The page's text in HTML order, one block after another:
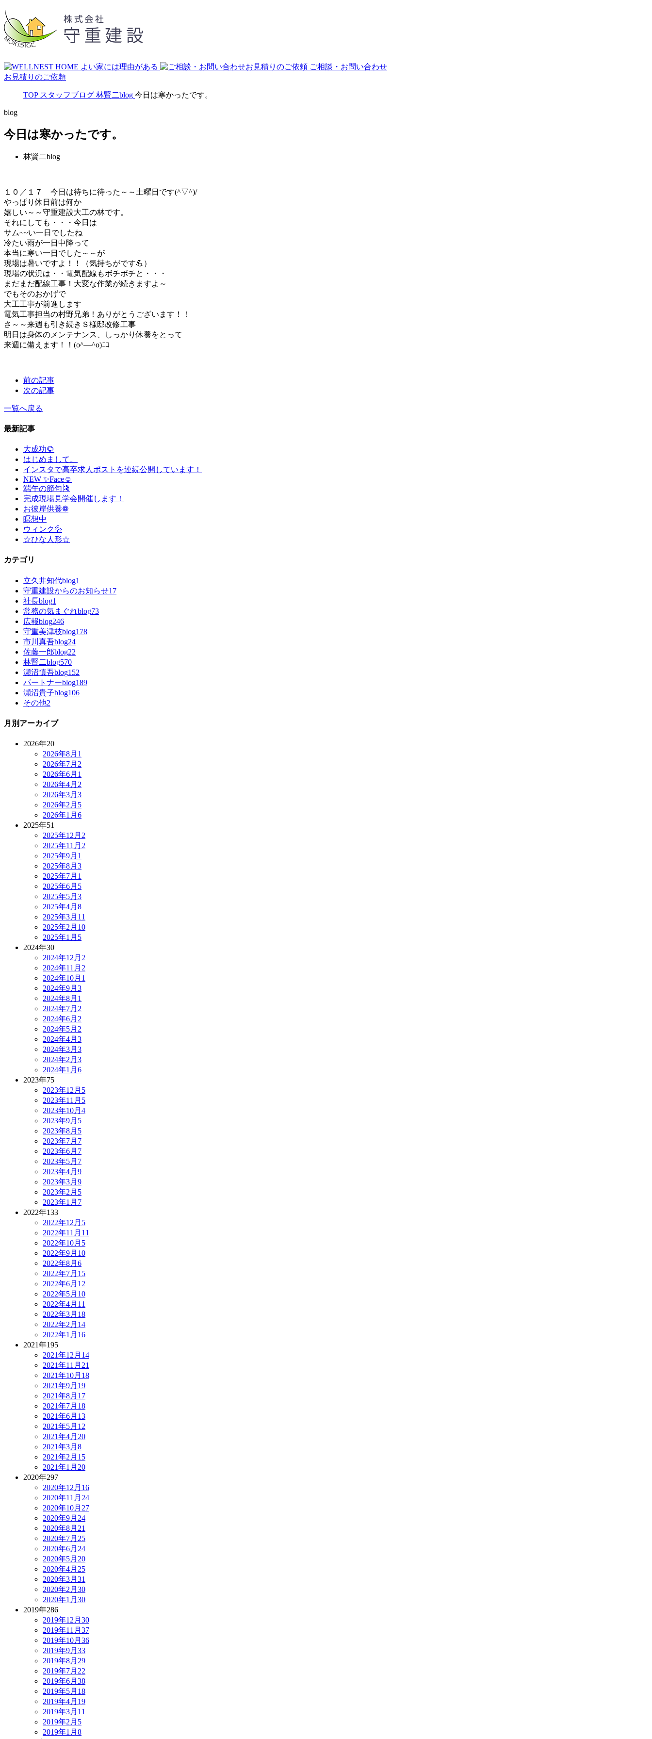
ご相談・お問い合わせ
お見積りのご依頼
TOP スタッフブログ 林賢二blog 今日は寒かったです。
blog
今日は寒かったです。
林賢二blog
１０／１７ 今日は待ちに待った～～土曜日です(^▽^)/
やっぱり休日前は何か
嬉しい～～守重建設大工の林です。
それにしても・・・今日は
サム~~い一日でしたね
冷たい雨が一日中降って
本当に寒い一日でした～～が
現場は暑いですよ！！（気持ちがです💪）
現場の状況は・・電気配線もボチボチと・・・
まだまだ配線工事！大変な作業が続きますよ～
でもそのおかげで
大工工事が前進します
電気工事担当の村野兄弟！ありがとうございます！！
さ～～来週も引き続きＳ様邸改修工事
明日は身体のメンテナンス、しっかり休養をとって
来週に備えます！！(o^―^o)ﾆｺ
前の記事
次の記事
一覧へ戻る
最新記事
大成功🌻
はじめまして。
インスタで高卒求人ポストを連続公開しています！
NEW ✨Face☺
端午の節句🎏
完成現場見学会開催します！
お彼岸供養❁
瞑想中
ウィンク💦
☆ひな人形☆
カテゴリ
立久井知代blog1
守重建設からのお知らせ17
社長blog1
常務の気まぐれblog73
広報blog246
守重美津枝blog178
市川真吾blog24
佐藤一郎blog22
林賢二blog570
瀬沼慎吾blog152
パートナーblog189
瀬沼貴子blog106
その他2
月別アーカイブ
2026年20
2026年8月 1
2026年7月 2
2026年6月 1
2026年4月 2
2026年3月 3
2026年2月 5
2026年1月 6
2025年51
2025年12月 2
2025年11月 2
2025年9月 1
2025年8月 3
2025年7月 1
2025年6月 5
2025年5月 3
2025年4月 8
2025年3月 11
2025年2月 10
2025年1月 5
2024年30
2024年12月 2
2024年11月 2
2024年10月 1
2024年9月 3
2024年8月 1
2024年7月 2
2024年6月 2
2024年5月 2
2024年4月 3
2024年3月 3
2024年2月 3
2024年1月 6
2023年75
2023年12月 5
2023年11月 5
2023年10月 4
2023年9月 5
2023年8月 5
2023年7月 7
2023年6月 7
2023年5月 7
2023年4月 9
2023年3月 9
2023年2月 5
2023年1月 7
2022年133
2022年12月 5
2022年11月 11
2022年10月 5
2022年9月 10
2022年8月 6
2022年7月 15
2022年6月 12
2022年5月 10
2022年4月 11
2022年3月 18
2022年2月 14
2022年1月 16
2021年195
2021年12月 14
2021年11月 21
2021年10月 18
2021年9月 19
2021年8月 17
2021年7月 18
2021年6月 13
2021年5月 12
2021年4月 20
2021年3月 8
2021年2月 15
2021年1月 20
2020年297
2020年12月 16
2020年11月 24
2020年10月 27
2020年9月 24
2020年8月 21
2020年7月 25
2020年6月 24
2020年5月 20
2020年4月 25
2020年3月 31
2020年2月 30
2020年1月 30
2019年286
2019年12月 30
2019年11月 37
2019年10月 36
2019年9月 33
2019年8月 29
2019年7月 22
2019年6月 38
2019年5月 18
2019年4月 19
2019年3月 11
2019年2月 5
2019年1月 8